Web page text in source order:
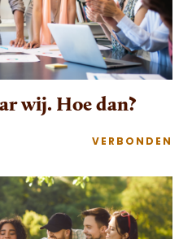
wij. Hoe dan?
VERBONDEN